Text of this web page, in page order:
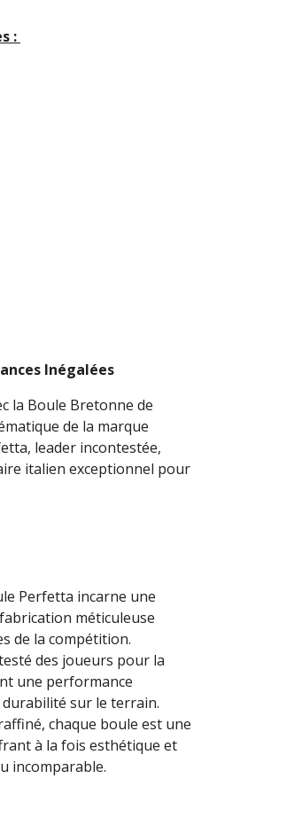
:
Inégalées
la Boule Bretonne de
de la marque
leader incontestée,
italien exceptionnel pour
Perfetta incarne une
méticuleuse
de la compétition.
des joueurs pour la
une performance
sur le terrain.
chaque boule est une
à la fois esthétique et
incomparable.